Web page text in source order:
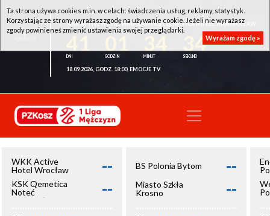
WKK ACTIVE HOTEL WROCŁAW - KSK QEMETICA NOTEĆ INOWROCŁAW
34
18.09.2026, GODZ. 18:00, EMOCJE TV
WKK Active
Hotel Wrocław
--
KSK Qemetica
Noteć
Inowrocław
--
BS Polonia Bytom --
Miasto Szkła
Krosno
--
Ta strona używa cookies m.in. w celach: świadczenia usług, reklamy, statystyk.
Korzystając ze strony wyrażasz zgodę na używanie cookie. Jeżeli nie wyrażasz
zgody powinieneś zmienić ustawienia swojej przeglądarki.
Wyrażam zgodę »